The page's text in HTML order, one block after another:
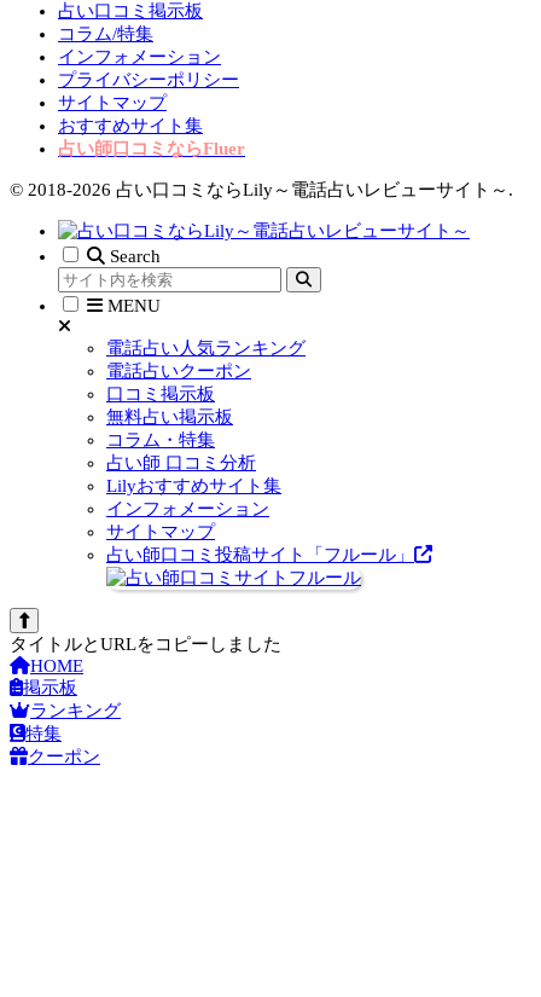
占い口コミ掲示板
コラム/特集
インフォメーション
プライバシーポリシー
サイトマップ
おすすめサイト集
占い師口コミならFluer
© 2018-2026 占い口コミならLily～電話占いレビューサイト～.
Search
MENU
電話占い人気ランキング
電話占いクーポン
口コミ掲示板
無料占い掲示板
コラム・特集
占い師 口コミ分析
Lilyおすすめサイト集
インフォメーション
サイトマップ
占い師口コミ投稿サイト「フルール」
タイトルとURLをコピーしました
HOME
掲示板
ランキング
特集
クーポン